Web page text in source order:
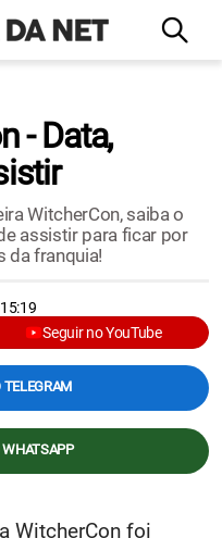
- Data,
WitcherCon, saiba o
assistir para ficar por
da franquia!
Seguir no YouTube
WitcherCon foi